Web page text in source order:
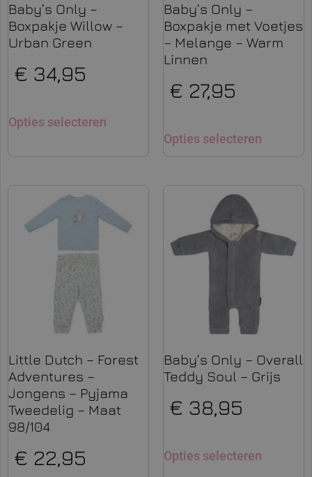
Baby’s Only –
Boxpakje Willow –
Urban Green
€ 34,95
Opties selecteren
Baby’s Only –
Boxpakje met Voetjes
– Melange – Warm
Linnen
€ 27,95
Opties selecteren
Little Dutch – Forest
Adventures –
Jongens – Pyjama
Tweedelig – Maat
98/104
€ 22,95
Baby’s Only – Overall
Teddy Soul – Grijs
€ 38,95
Opties selecteren